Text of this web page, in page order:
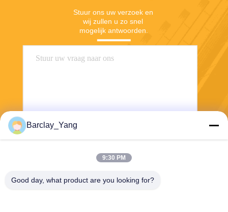
Stuur ons uw verzoek en
wij zullen u zo snel
mogelijk antwoorden.
Barclay_Yang
9:30 PM
Good day, what product are you looking for?